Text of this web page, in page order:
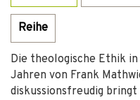
Reihe
Die theologische Ethik
Jahren von Frank
diskussionsfreudig